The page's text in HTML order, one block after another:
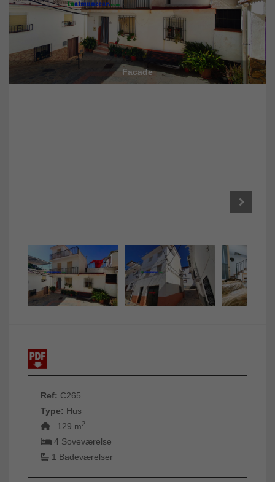
Facade
Ref: C265
Type: Hus
129 m2
4 Soveværelse
1 Badeværelser